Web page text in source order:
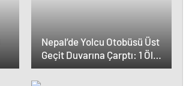
Nepal’de Yolcu Otobüsü Üst
Geçit Duvarına Çarptı: 1 Ölü,
19 Yaralı